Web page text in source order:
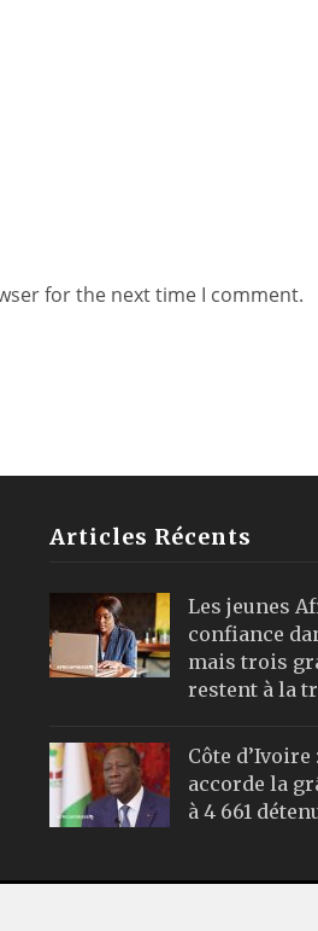
for the next time I comment.
Articles Récents
Les jeunes
confiance
mais trois
restent à la
Côte
accorde la
à 4 661